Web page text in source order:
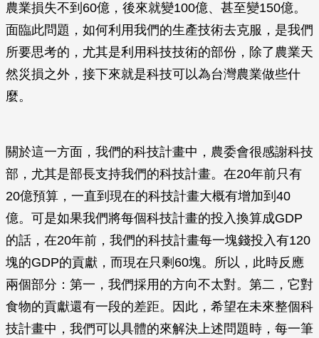
農業損失不到60億，後來就變100億、甚至變150億。
面臨此問題，如何利用我們的生產技術去克服，是我們
所要思考的，尤其是利用科技技術的部份，除了農業天
然災損之外，接下來就是科技可以為台灣農業做些什
麼。
關於這一方面，我們的科技計畫中，農委會很感謝科技
部，尤其是部長支持我們的科技計畫。在20年前只有
20億預算，一直到現在的科技計畫大概有增加到40
億。可是如果我們將每個科技計畫的投入換算成GDP
的話，在20年前，我們的科技計畫每一塊錢投入有120
塊的GDP的貢獻，而現在只剩60塊。所以，此時反應
兩個部分：第一，我們採用的方向不太對。第二，它對
食物的貢獻還有一段的差距。因此，希望在未來整個科
技計畫中，我們可以具體的來解決上述問題時，每一筆